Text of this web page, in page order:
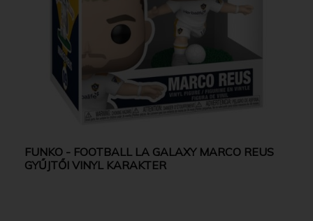
FUNKO - FOOTBALL LA GALAXY MARCO REUS
GYŰJTŐI VINYL KARAKTER